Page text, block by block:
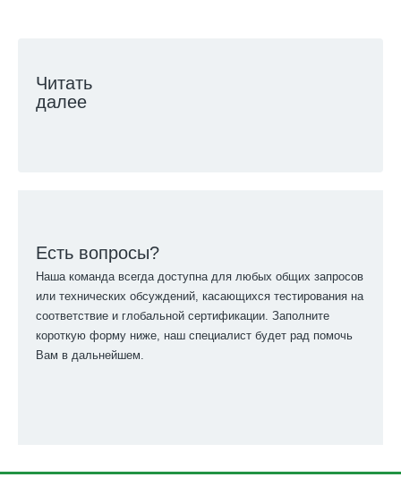
Читать
далее
Есть вопросы?
Наша команда всегда доступна для любых общих запросов
или технических обсуждений, касающихся тестирования на
соответствие и глобальной сертификации. Заполните
короткую форму ниже, наш специалист будет рад помочь
Вам в дальнейшем.